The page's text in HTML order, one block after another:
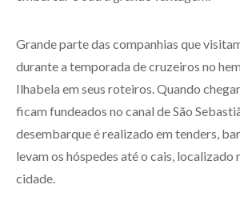
Grande parte das companhias que
durante a temporada de cruzeiros no
Ilhabela em seus roteiros. Quando
ficam fundeados no canal de São
desembarque é realizado em tenders,
levam os hóspedes até o cais, localizado
cidade.